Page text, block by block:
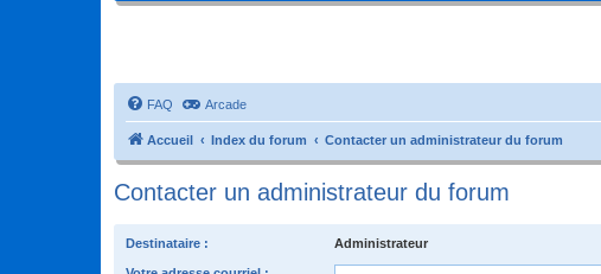
FAQ Arcade
Accueil Index du forum Contacter un administrateur du forum
Contacter un administrateur du forum
Destinataire : Administrateur